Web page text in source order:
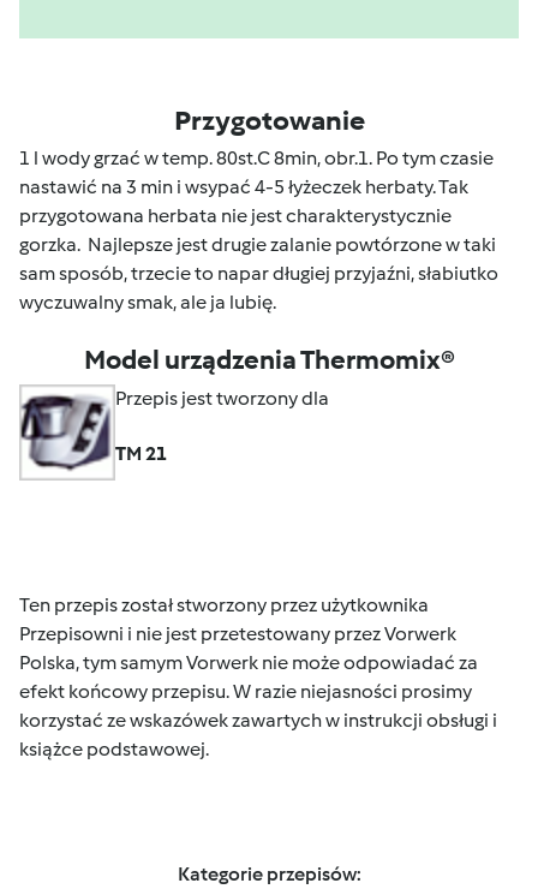
Przygotowanie
1 l wody grzać w temp. 80st.C 8min, obr.1. Po tym czasie
nastawić na 3 min i wsypać 4-5 łyżeczek herbaty. Tak
przygotowana herbata nie jest charakterystycznie
gorzka. Najlepsze jest drugie zalanie powtórzone w taki
sam sposób, trzecie to napar długiej przyjaźni, słabiutko
wyczuwalny smak, ale ja lubię.
Model urządzenia Thermomix®
Przepis jest tworzony dla
TM 21
Ten przepis został stworzony przez użytkownika
Przepisowni i nie jest przetestowany przez Vorwerk
Polska, tym samym Vorwerk nie może odpowiadać za
efekt końcowy przepisu. W razie niejasności prosimy
korzystać ze wskazówek zawartych w instrukcji obsługi i
książce podstawowej.
Kategorie przepisów: